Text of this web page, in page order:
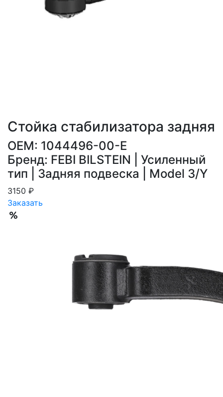
Стойка стабилизатора задняя
OEM: 1044496-00-E
Бренд: FEBI BILSTEIN | Усиленный
тип | Задняя подвеска | Model 3/Y
3150 ₽
Заказать